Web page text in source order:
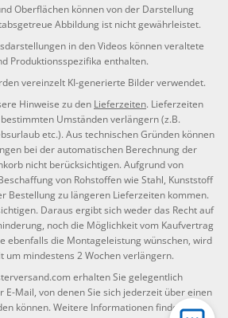
Oberflächen können von der Darstellung
Abbildung ist nicht gewährleistet.
in den Videos können veraltete
Produktionsspezifika enthalten.
vereinzelt KI-generierte Bilder verwendet.
Hinweise zu den Lieferzeiten. Lieferzeiten
Umständen verlängern (z.B.
etc.). Aus technischen Gründen können
bei der automatischen Berechnung der
nicht berücksichtigen. Aufgrund von
von Rohstoffen wie Stahl, Kunststoff
Bestellung zu längeren Lieferzeiten kommen.
Daraus ergibt sich weder das Recht auf
noch die Möglichkeit vom Kaufvertrag
ebenfalls die Montageleistung wünschen, wird
um mindestens 2 Wochen verlängern.
erhalten Sie gelegentlich
E-Mail, von denen Sie sich jederzeit über einen
können. Weitere Informationen finden Sie in